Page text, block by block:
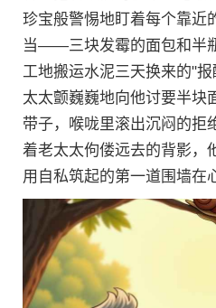
珍宝般警惕地盯着每个靠近
当——三块发霉的面包和半
工地搬运水泥三天换来的"
太太颤巍巍地向他讨要半块
带子，喉咙里滚出沉闷的拒
着老太太佝偻远去的背影，
用自私筑起的第一道围墙在